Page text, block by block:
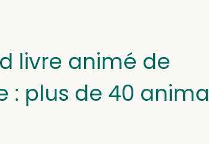
livre animé de
: plus de 40